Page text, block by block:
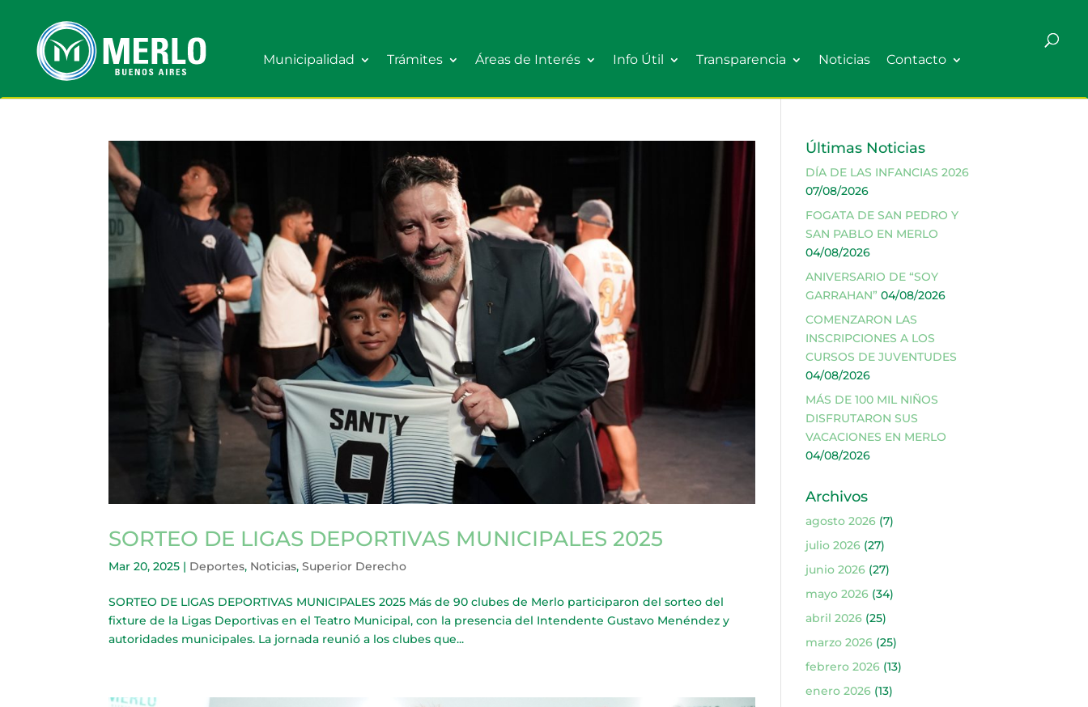
Municipalidad Trámites Áreas de Interés Info Útil Transparencia Noticias Contacto
SORTEO DE LIGAS DEPORTIVAS MUNICIPALES 2025
Mar 20, 2025 | Deportes, Noticias,Superior Derecho
SORTEO DE LIGAS DEPORTIVAS MUNICIPALES 2025 Más de 90 clubes de Merlo participaron del sorteo del
fixture de la Ligas Deportivas en el Teatro Municipal, con la presencia del Intendente Gustavo Menéndez y
autoridades municipales. La jornada reunió a los clubes que...
Últimas Noticias
DÍA DE LAS INFANCIAS 2026
07/08/2026
FOGATA DE SAN PEDRO Y
SAN PABLO EN MERLO
04/08/2026
ANIVERSARIO DE “SOY
GARRAHAN” 04/08/2026
COMENZARON LAS
INSCRIPCIONES A LOS
CURSOS DE JUVENTUDES
04/08/2026
MÁS DE 100 MIL NIÑOS
DISFRUTARON SUS
VACACIONES EN MERLO
04/08/2026
Archivos
agosto 2026(7)
julio 2026(27)
junio 2026(27)
mayo 2026(34)
abril 2026(25)
marzo 2026(25)
febrero 2026(13)
enero 2026(13)